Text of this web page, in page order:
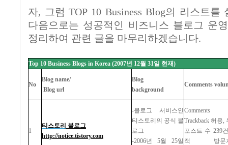
자, 그럼 TOP 10 Business Blog의 리스트를
다음으로는 성공적인 비즈니스 블로그 운
정리하여 관련 글을 마무리하겠습니다.
Top 10 Business Blogs in Korea (2007년 12월 31 일 현재)
No
Blog name/
Blog url
Blog
background
Comments
1
티스토리 블로그
http://notice.tistory.com
-블로그
서비스인
티스토리의 공식 블
로그
-2006년 5월 25일
Trackback 허용
포스트 수 239건
적
방문